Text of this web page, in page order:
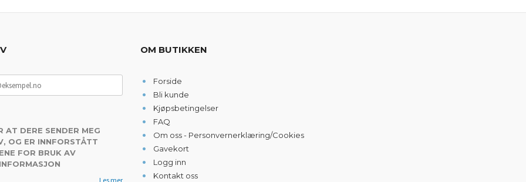
AT DERE SENDER MEG
OG ER INNFORSTÅTT
FOR BRUK AV
Les mer
OM BUTIKKEN
Forside
Bli kunde
Kjøpsbetingelser
FAQ
Om oss - Personvernerklæring/Cookies
Gavekort
Logg inn
Kontakt oss